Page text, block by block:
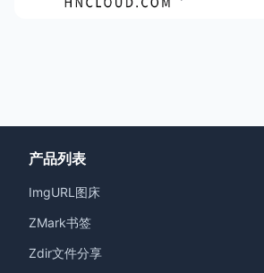
产品列表
ImgURL图床
ZMark书签
Zdir文件分享